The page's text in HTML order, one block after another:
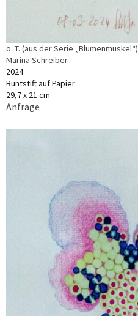
o. T. (aus der Serie „Blumenmuskel“)
Marina Schreiber
2024
Buntstift auf Papier
29,7 x 21 cm
Anfrage